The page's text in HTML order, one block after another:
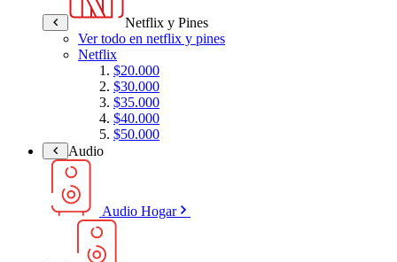
Netflix y Pines
Ver todo en netflix y pines
Netflix
$20.000
$30.000
$35.000
$40.000
$50.000
Audio
Audio Hogar